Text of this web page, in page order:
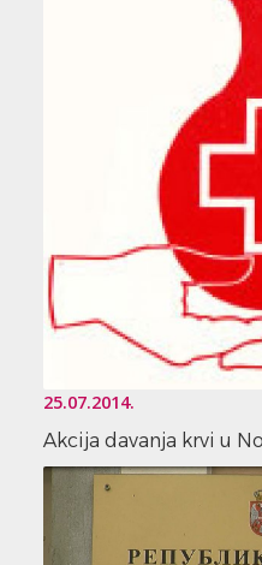
25.07.2014.
Akcija davanja krvi u